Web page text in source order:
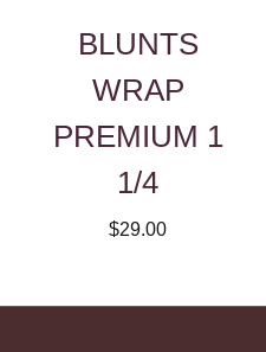
BLUNTS
WRAP
PREMIUM 1
1/4
$29.00